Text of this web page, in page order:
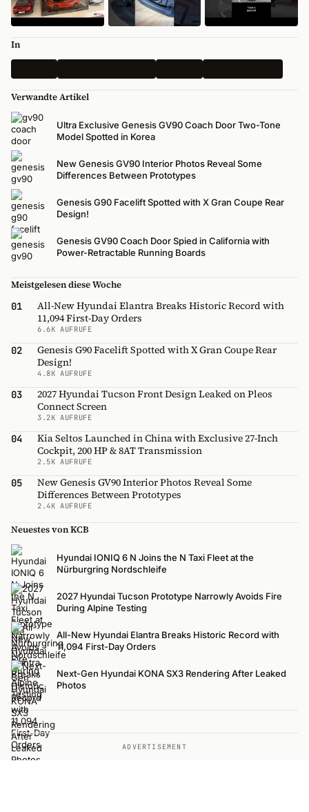
In
Verwandte Artikel
Ultra Exclusive Genesis GV90 Coach Door Two-Tone
Model Spotted in Korea
New Genesis GV90 Interior Photos Reveal Some
Differences Between Prototypes
Genesis G90 Facelift Spotted with X Gran Coupe Rear
Design!
Genesis GV90 Coach Door Spied in California with
Power-Retractable Running Boards
Meistgelesen diese Woche
01
All-New Hyundai Elantra Breaks Historic Record with
11,094 First-Day Orders
6.6K AUFRUFE
02
Genesis G90 Facelift Spotted with X Gran Coupe Rear
Design!
4.8K AUFRUFE
03
2027 Hyundai Tucson Front Design Leaked on Pleos
Connect Screen
3.2K AUFRUFE
04
Kia Seltos Launched in China with Exclusive 27-Inch
Cockpit, 200 HP & 8AT Transmission
2.5K AUFRUFE
05
New Genesis GV90 Interior Photos Reveal Some
Differences Between Prototypes
2.4K AUFRUFE
Neuestes von KCB
Hyundai IONIQ 6 N Joins the N Taxi Fleet at the
Nürburgring Nordschleife
2027 Hyundai Tucson Prototype Narrowly Avoids Fire
During Alpine Testing
All-New Hyundai Elantra Breaks Historic Record with
11,094 First-Day Orders
Next-Gen Hyundai KONA SX3 Rendering After Leaked
Photos
ADVERTISEMENT